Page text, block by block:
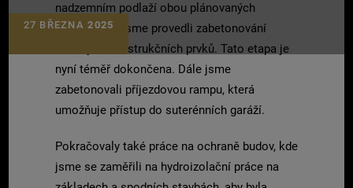
27 BŘEZNA2025
nadzemním podlaží obou plánovaných
objektů, kde jsme provedli zabetonování
klíčových konstrukčních prvků. Tato etapa je
nyní téměř dokončena. Dále jsme
zabetonovali příjezdovou rampu, která
umožňuje přístup do suterénních garáží.
Pokračovaly také práce na ochraně budov, kde
jsme se zaměřili na hydroizolační práce na